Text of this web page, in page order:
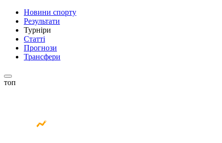
Новини спорту
Результати
Турніри
Статті
Прогнози
Трансфери
топ